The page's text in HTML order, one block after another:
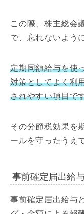
この際、株主総会
で、忘れないよう
定期同額給与を使
対策としてよく利
されやすい項目で
その分節税効果を
ールを守ったうえ
事前確定届出給
事前確定届出給与